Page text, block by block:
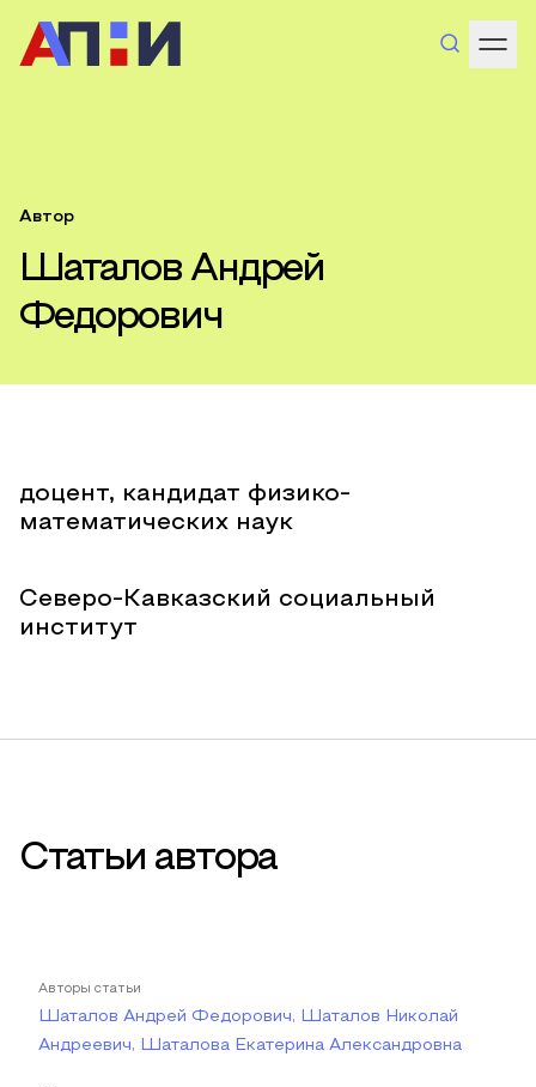
Автор
Шаталов Андрей
Федорович
доцент, кандидат физико-
математических наук
Северо-Кавказский социальный
институт
Статьи автора
Авторы статьи
Шаталов Андрей Федорович, Шаталов Николай
Андреевич, Шаталова Екатерина Александровна